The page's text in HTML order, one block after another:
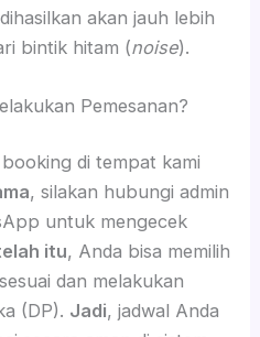
akan jauh lebih
bintik hitam (noise).
Pemesanan?
di tempat kami
, silakan hubungi admin
untuk mengecek
itu, Anda bisa memilih
dan melakukan
(DP). Jadi, jadwal Anda